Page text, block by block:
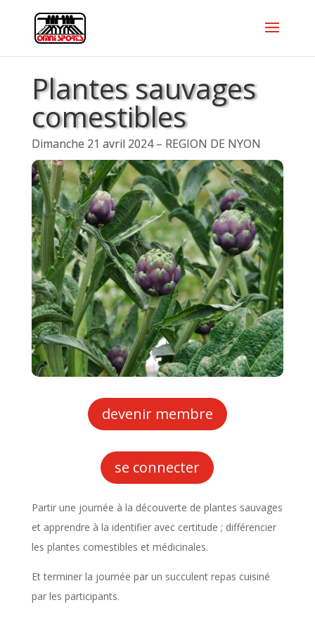
Plantes sauvages
comestibles
Dimanche 21 avril 2024 – REGION DE NYON
devenir membre
se connecter
Partir une journée à la découverte de plantes sauvages
et apprendre à la identifier avec certitude ; différencier
les plantes comestibles et médicinales.
Et terminer la journée par un succulent repas cuisiné
par les participants.